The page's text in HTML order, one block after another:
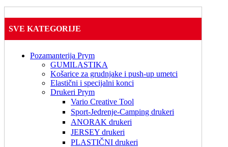
SVE KATEGORIJE
Pozamanterija Prym
GUMILASTIKA
Košarice za grudnjake i push-up umetci
Elastični i specijalni konci
Drukeri Prym
Vario Creative Tool
Sport-Jedrenje-Camping drukeri
ANORAK drukeri
JERSEY drukeri
PLASTIČNI drukeri